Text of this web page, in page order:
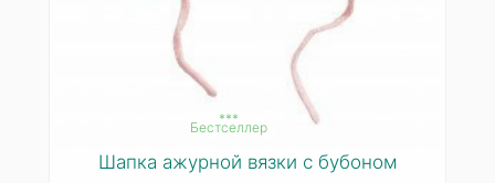
***
Бестселлер
Шапка ажурной вязки с бубоном